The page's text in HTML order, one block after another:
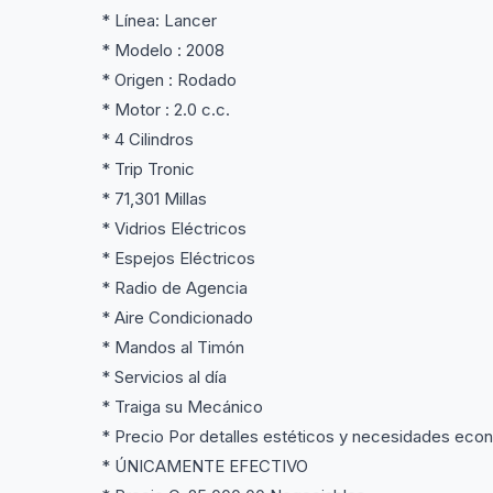
* Línea: Lancer
* Modelo : 2008
* Origen : Rodado
* Motor : 2.0 c.c.
* 4 Cilindros
* Trip Tronic
* 71,301 Millas
* Vidrios Eléctricos
* Espejos Eléctricos
* Radio de Agencia
* Aire Condicionado
* Mandos al Timón
* Servicios al día
* Traiga su Mecánico
* Precio Por detalles estéticos y necesidades
* ÚNICAMENTE EFECTIVO